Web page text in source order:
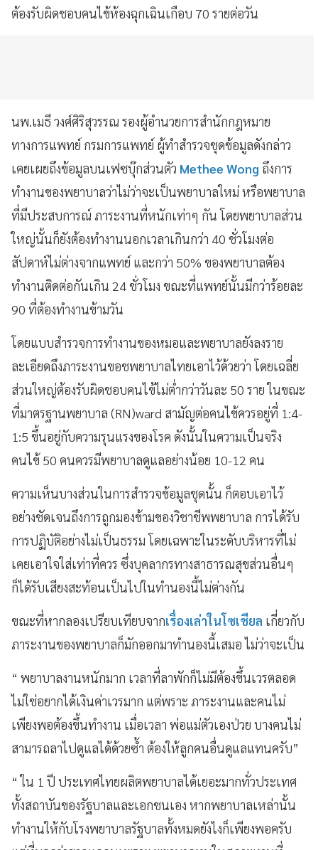
ต้องรับผิดชอบคนไข้ห้องฉุกเฉินเกือบ 70 รายต่อวัน
นพ.เมธี วงศ์ศิริสุวรรณ รองผู้อำนวยการสำนักกฎหมาย
ทางการแพทย์ กรมการแพทย์ ผู้ทำสำรวจชุดข้อมูลดังกล่าว
เคยเผยถึงข้อมูลบนเฟซบุ๊กส่วนตัว Methee Wong ถึงการ
ทำงานของพยาบาลว่าไม่ว่าจะเป็นพยาบาลใหม่ หรือพยาบาล
ที่มีประสบการณ์ ภาระงานที่หนักเท่าๆ กัน โดยพยาบาลส่วน
ใหญ่นั้นก็ยังต้องทำงานนอกเวลาเกินกว่า 40 ชั่วโมงต่อ
สัปดาห์ไม่ต่างจากแพทย์ และกว่า 50% ของพยาบาลต้อง
ทำงานติดต่อกันเกิน 24 ชั่วโมง ขณะที่แพทย์นั้นมีกว่าร้อยละ
90 ที่ต้องทำงานข้ามวัน
โดยแบบสำรวจการทำงานของหมอและพยาบาลยังลงราย
ละเอียดถึงภาระงานขอชพยาบาลไทยเอาไว้ด้วยว่า โดยเฉลี่ย
ส่วนใหญ่ต้องรับผิดชอบคนไข้ไม่ต่ำกว่าวันละ 50 ราย ในขณะ
ที่มาตรฐานพยาบาล (RN)ward สามัญต่อคนไข้ควรอยู่ที่ 1:4-
1:5 ขึ้นอยู่กับความรุนแรงของโรค ดังนั้นในความเป็นจริง
คนไข้ 50 คนควรมีพยาบาลดูแลอย่างน้อย 10-12 คน
ความเห็นบางส่วนในการสำรวจข้อมูลชุดนั้น ก็ตอบเอาไว้
อย่างชัดเจนถึงการถูกมองข้ามของวิชาชีพพยาบาล การได้รับ
การปฏิบัติอย่างไม่เป็นธรรม โดยเฉพาะในระดับบริหารที่ไม่
เคยเอาใจใส่เท่าที่ควร ซึ่งบุคลากรทางสาธารณสุขส่วนอื่นๆ
ก็ได้รับเสียงสะท้อนเป็นไปในทำนองนี้ไม่ต่างกัน
ขณะที่หากลองเปรียบเทียบจากเรื่องเล่าในโซเชียล เกี่ยวกับ
ภาระงานของพยาบาลก็มักออกมาทำนองนี้เสมอ ไม่ว่าจะเป็น
“ พยาบาลงานหนักมาก เวลาที่ลาพักก็ไม่มีต้องขึ้นเวรตลอด
ไม่ใช่อยากได้เงินค่าเวรมาก แต่พราะ ภาระงานและคนไม่
เพียงพอต้องขึ้นทำงาน เมื่อเวลา พ่อแม่ตัวเองป่วย บางคนไม่
สามารถลาไปดูแลได้ด้วยซ้ำ ต้องให้ลูกคนอื่นดูแลแทนครับ”
“ ใน 1 ปี ประเทศไทยผลิตพยาบาลได้เยอะมากทั่วประเทศ
ทั้งสถาบันของรัฐบาลและเอกชนเอง หากพยาบาลเหล่านั้น
ทำงานให้กับโรงพยาบาลรัฐบาลทั้งหมดยังไงก็เพียงพอครับ